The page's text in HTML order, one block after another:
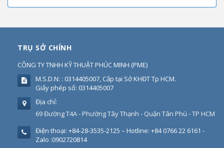
TRỤ SỞ CHÍNH
CÔNG TY TNHH KỸ THUẬT PHÚC MINH (PME)
M.S.D.N: : 0314405007, Cấp tại Sở KHĐT Tp HCM.
Giấy phép số: 0314405007
Địa chỉ:
69 Đường T4A - Phường Tây Thạnh - Quận Tân Phú - TP HCM
Điện thoại: +84-28-3535-2125 – Hotline: +84 0766 22 6161 -
Zalo :0902720814